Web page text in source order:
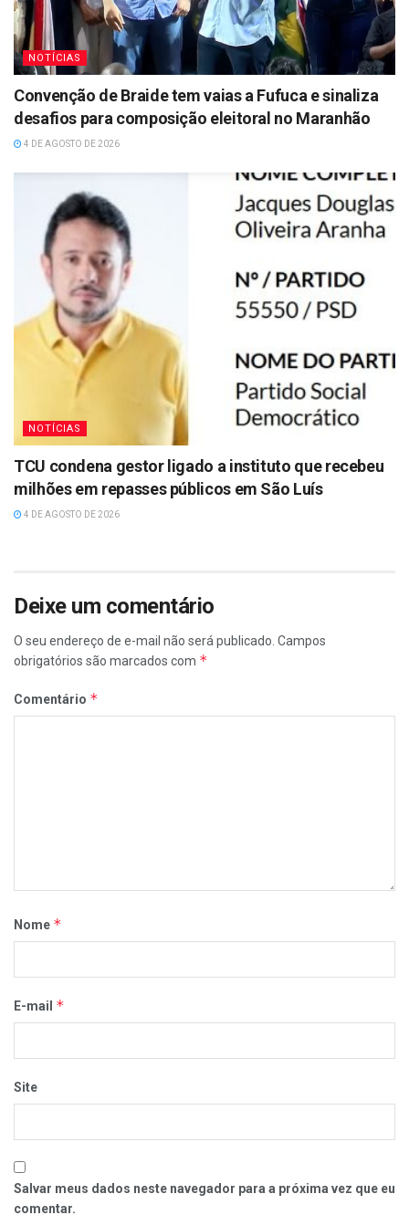
NOTÍCIAS
Convenção de Braide tem vaias a Fufuca e sinaliza
desafios para composição eleitoral no Maranhão
4 DE AGOSTO DE 2026
NOTÍCIAS
TCU condena gestor ligado a instituto que recebeu
milhões em repasses públicos em São Luís
4 DE AGOSTO DE 2026
Deixe um comentário
O seu endereço de e-mail não será publicado. Campos
obrigatórios são marcados com *
Comentário *
Nome *
E-mail *
Site
Salvar meus dados neste navegador para a próxima vez que eu
comentar.